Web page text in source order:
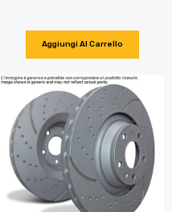
Aggiungi Al Carrello